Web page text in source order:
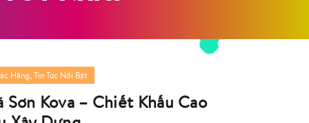
Hãng, Tin Tức Nổi Bật
Sơn Kova – Chiết Khấu Cao